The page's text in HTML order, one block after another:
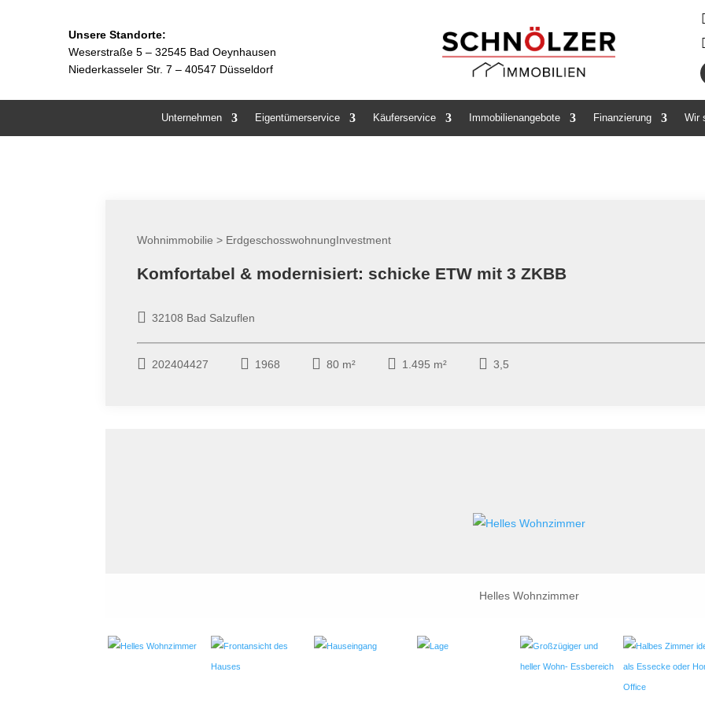
Unsere Standorte:
Weserstraße 5 – 32545 Bad Oeynhausen
Niederkasseler Str. 7 – 40547 Düsseldorf
Unternehmen Eigentümerservice Käuferservice Immobilienangebote Finanzierung Wir
Wohnimmobilie > ErdgeschosswohnungInvestment
Komfortabel & modernisiert: schicke ETW mit 3 ZKBB
32108 Bad Salzuflen
202404427 1968 80 m² 1.495 m² 3,5
Helles Wohnzimmer